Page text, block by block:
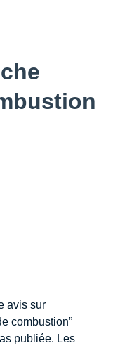
avis sur
combustion”
publiée. Les